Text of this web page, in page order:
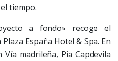
tiempo.
a fondo» recoge el
España Hotel & Spa. En
madrileña, Pia Capdevila